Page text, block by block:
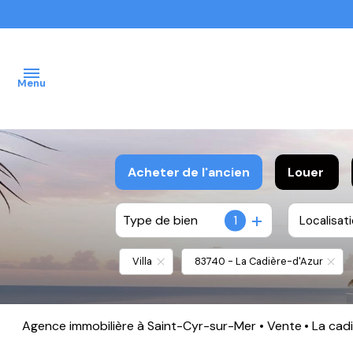
Menu
ACCUEIL
VENTES
PROFFESSIONNEL
IMMOBILIER
Acheter de l'ancien
De l'ancien
De l'immo pro
Louer
à
De
Type de bien 1
Villa 83740 - La Cadière-d'Azur
Agence immobilière à Saint-Cyr-sur-Mer Vente La